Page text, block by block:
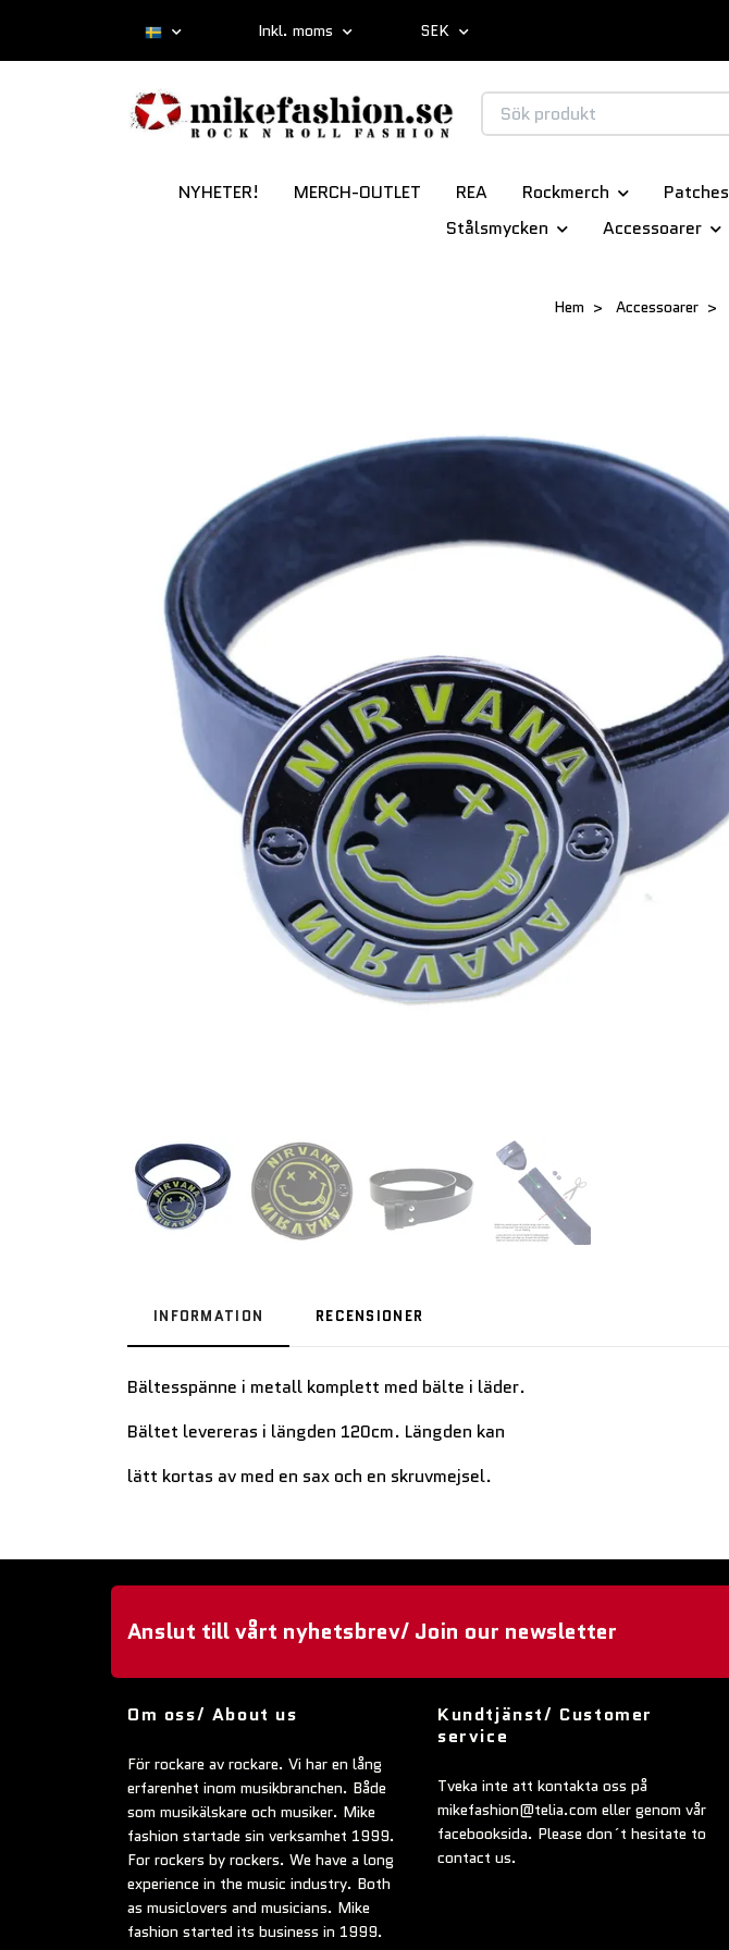
Inkl. moms SEK
NYHETER! MERCH-OUTLET REA Rockmerch Patches
Stålsmycken
Accessoarer
Hem Accessoarer
INFORMATION RECENSIONER
Bältesspänne i metall komplett med bälte i läder.
Bältet levereras i längden 120cm. Längden kan
lätt kortas av med en sax och en skruvmejsel.
Anslut till vårt nyhetsbrev/ Join our newsletter
Om oss/ About us
För rockare av rockare. Vi har en lång
erfarenhet inom musikbranchen. Både
som musikälskare och musiker. Mike
fashion startade sin verksamhet 1999.
For rockers by rockers. We have a long
experience in the music industry. Both
as musiclovers and musicians. Mike
fashion started its business in 1999.
Kundtjänst/ Customer
service
Tveka inte att kontakta oss på
mikefashion@telia.com eller genom vår
facebooksida. Please don´t hesitate to
contact us.